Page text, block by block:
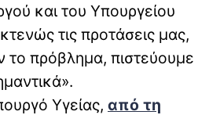
και του Υπουργείου
τις προτάσεις μας,
το πρόβλημα, πιστεύουμε
Υγείας, από τη